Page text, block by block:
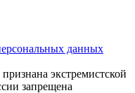
данных
экстремистской
запрещена